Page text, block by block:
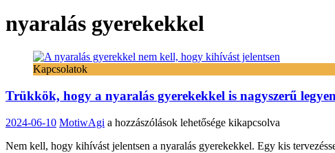
nyaralás gyerekekkel
Kapcsolatok
Trükkök, hogy a nyaralás gyerekekkel is nagyszerű legyen
2024-06-10 MotiwAgi Trükkök,
a
a hozzászólások lehetősége kikapcsolva
Nem kell, hogy kihívást jelentsen a nyaralás gyerekekkel. Egy kis